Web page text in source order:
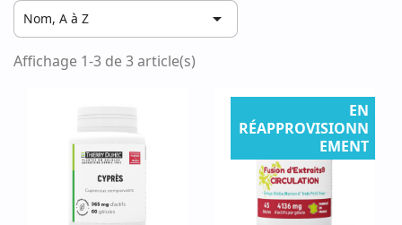
Nom, A à Z 
Affichage 1-3 de 3 article(s)
EN
RÉAPPROVISIONN
EMENT